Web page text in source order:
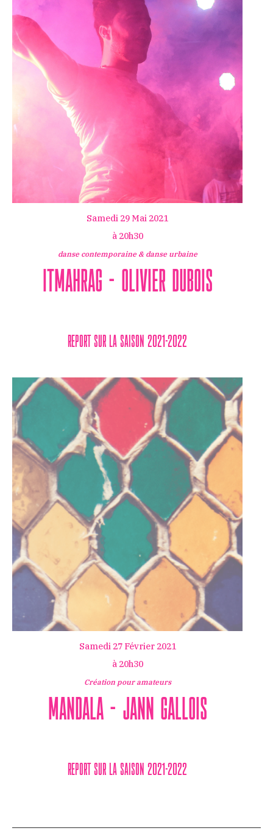
Samedi 29 Mai 2021
à 20h30
danse contemporaine & danse urbaine
Itmahrag – Olivier Dubois
REPORT SUR LA SAISON 2021-2022
Samedi 27 Février 2021
à 20h30
Création pour amateurs
Mandala – Jann Gallois
REPORT SUR LA SAISON 2021-2022